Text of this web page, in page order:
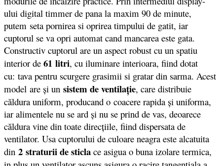
ului digital timmer de pana la maxim 90 de minute,
putem seta pornirea si oprirea timpului de gatit, iar
cuptorul se va opri automat cand mancarea este gata.
Constructiv cuptorul are un aspect robust cu un spatiu
interior de 61 litri, cu iluminare interioara, fiind dotat
cu: tava pentru scurgere grasimii si gratar din sarma. Acest
model are şi un sistem de ventilaţie, care distribuie
căldura uniform, producand o coacere rapida şi uniforma,
iar alimentele nu se ard şi nu se prind de vas, deoarece
căldura vine din toate direcţiile, fiind dispersata de
ventilator. Usa cuptorului de culoare neagra este alcatuita
din 2 straturii de sticla ce asigua o buna izolare termica,